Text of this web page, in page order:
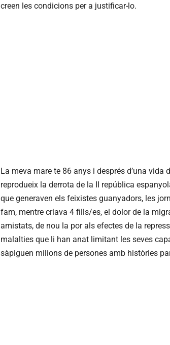
creen les condicions per a justificar-lo.
La meva mare te 86 anys i després d’una
reprodueix la derrota de la II república
que generaven els feixistes guanyadors, les
fam, mentre criava 4 fills/es, el dolor de la
amistats, de nou la por als efectes de la
malalties que li han anat limitant les seves
sàpiguen milions de persones amb històries